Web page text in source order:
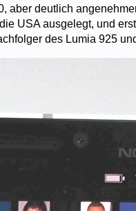
aber deutlich
USA ausgelegt, und
des Lumia 925